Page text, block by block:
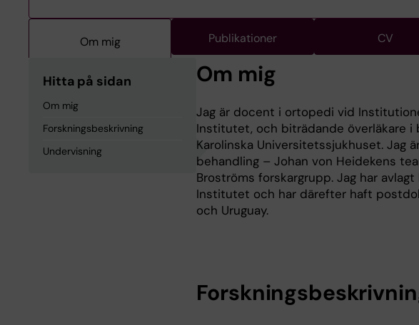
Om mig Publikationer CV
Hitta på sidan
Om mig
Forskningsbeskrivning
Undervisning
Om mig
Jag är docent i ortopedi vid
Institutet, och biträdande överläkare i
Karolinska Universitetssjukhuset. Jag
behandling – Johan von Heidekens
Broströms forskargrupp. Jag har
Institutet och har därefter haft
och Uruguay.